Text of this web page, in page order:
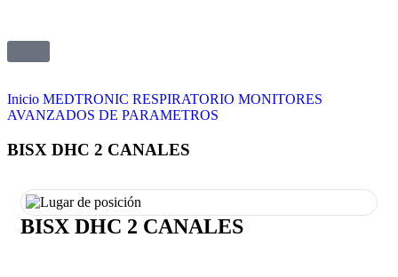
Inicio MEDTRONIC RESPIRATORIO MONITORES
AVANZADOS DE PARAMETROS
BISX DHC 2 CANALES
BISX DHC 2 CANALES